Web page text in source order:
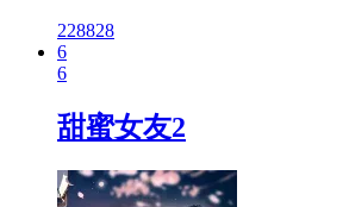
228828
6
6
甜蜜女友2